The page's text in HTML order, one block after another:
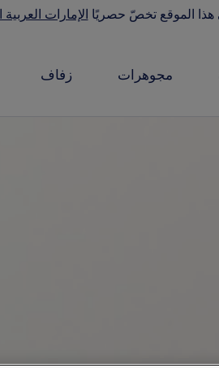
هذا الموقع تخصّ حصريًاالإمارات
مجوهرات زفاف